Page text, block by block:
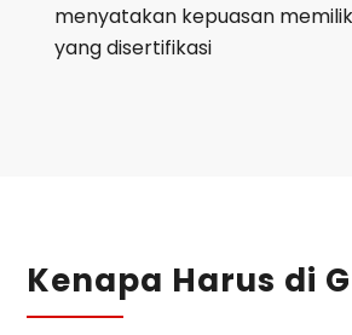
menyatakan kepuasan
yang disertifikasi
Kenapa Harus di